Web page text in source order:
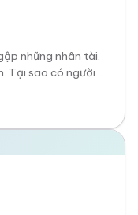
những nhân tài.
Tại sao có người…